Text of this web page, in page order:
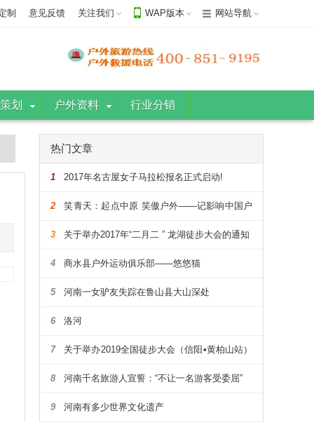
制 意见反馈 关注我们 WAP版本 网站导航
划 户外资料 行业分销
热门文章
1 2017年名古屋女子马拉松报名正式启动!
2 笑青天：起点中原 笑傲户外——记影响中国户
外的108人
3 关于举办2017年“二月二 ” 龙湖徒步大会的通知
4 商水县户外运动俱乐部——悠悠猫
5 河南一女驴友失踪在鲁山县大山深处
6 洛河
7 关于举办2019全国徒步大会（信阳•黄柏山站）
暨第四届河南省户外露营大会通知
8 河南千名旅游人宣誓：“不让一名游客受委屈”
9 河南有多少世界文化遗产